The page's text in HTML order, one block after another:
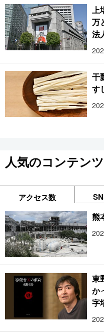
上
万
法
干
す
人気のコンテンツ
アクセス数
熊
東
か
字